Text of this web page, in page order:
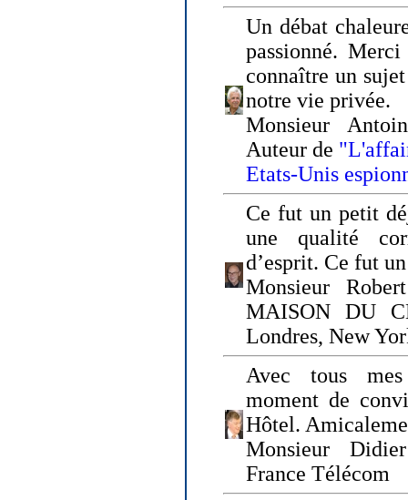
Un débat
passionné.
connaître un
notre vie privée.
Monsieur
Auteur de
Etats-Unis
Ce fut un petit
une qualité
d’esprit. Ce fut
Monsieur
MAISON DU
Londres, New
Avec tous
moment de
Hôtel.
Monsieur
France Télécom